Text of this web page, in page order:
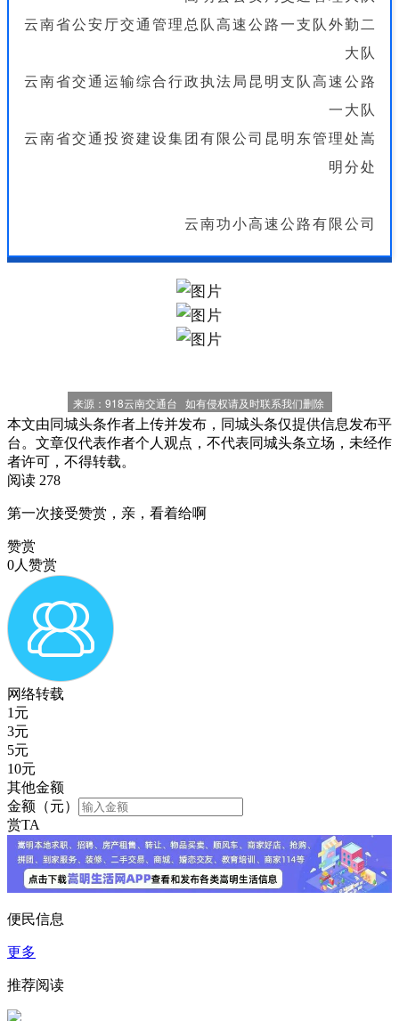
云南省公安厅交通管理总队高速公路一支队外勤二
大队
云南省交通运输综合行政执法局昆明支队高速公路
一大队
云南省交通投资建设集团有限公司昆明东管理处嵩
明分处
云南功小高速公路有限公司
来源：918云南交通台   如有侵权请及时联系我们删除
本文由同城头条作者上传并发布，同城头条仅提供信息发布平
台。文章仅代表作者个人观点，不代表同城头条立场，未经作
者许可，不得转载。
阅读 278
第一次接受赞赏，亲，看着给啊
赞赏
0人赞赏
网络转载
1 元
3元
5元
10元
其他金额
金额（元）
赏TA
便民信息
更多
推荐阅读